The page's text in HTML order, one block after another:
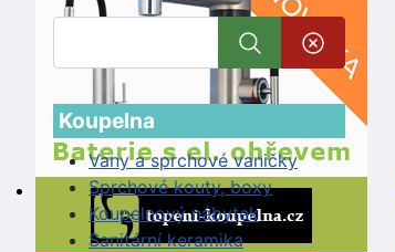
Koupelna
Vany a sprchové vaničky
Sprchové kouty, boxy
Koupelnový nábytek
Sanitární keramika